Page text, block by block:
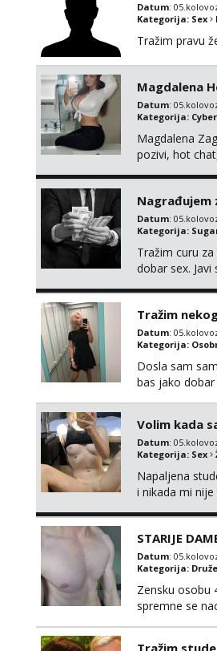
Datum:
Kategorija: Sex
Tražim pravu
Magdalena
Datum:
Kategorija:
Magdalena
pozivi, hot
SVOJE
Nagrađujem
Datum:
Kategorija:
Tražim curu
dobar sex.
Tražim
Datum:
Kategorija:
Dosla sam
bas jako
Volim kada
Datum:
Kategorija: Sex
Napaljena
i nikada mi
STARIJE
Datum:
Kategorija:
Zensku osobu
spremne se
Tražim